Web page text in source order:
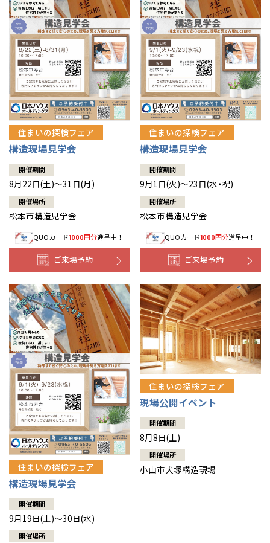
住まいの探検フェア
構造現場見学会
開催期間
8月22日(土)～31日(月)
開催場所
松本市構造見学会
QUOカード1000円分進呈中！
ご来場予約
住まいの探検フェア
構造現場見学会
開催期間
9月1日(火)～23日(水・祝)
開催場所
松本市構造見学会
QUOカード1000円分進呈中！
ご来場予約
住まいの探検フェア
構造現場見学会
開催期間
9月19日(土)～30日(水)
開催場所
住まいの探検フェア
現場公開イベント
開催期間
8月8日(土)
開催場所
小山市犬塚構造現場